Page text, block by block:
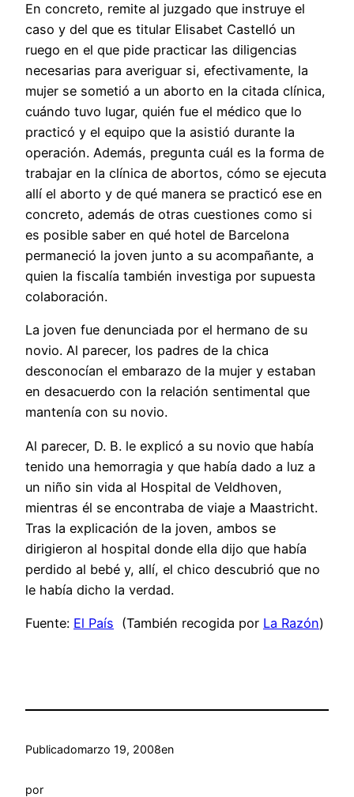
En concreto, remite al juzgado que instruye el
caso y del que es titular Elisabet Castelló un
ruego en el que pide practicar las diligencias
necesarias para averiguar si, efectivamente, la
mujer se sometió a un aborto en la citada clínica,
cuándo tuvo lugar, quién fue el médico que lo
practicó y el equipo que la asistió durante la
operación. Además, pregunta cuál es la forma de
trabajar en la clínica de abortos, cómo se ejecuta
allí el aborto y de qué manera se practicó ese en
concreto, además de otras cuestiones como si
es posible saber en qué hotel de Barcelona
permaneció la joven junto a su acompañante, a
quien la fiscalía también investiga por supuesta
colaboración.
La joven fue denunciada por el hermano de su
novio. Al parecer, los padres de la chica
desconocían el embarazo de la mujer y estaban
en desacuerdo con la relación sentimental que
mantenía con su novio.
Al parecer, D. B. le explicó a su novio que había
tenido una hemorragia y que había dado a luz a
un niño sin vida al Hospital de Veldhoven,
mientras él se encontraba de viaje a Maastricht.
Tras la explicación de la joven, ambos se
dirigieron al hospital donde ella dijo que había
perdido al bebé y, allí, el chico descubrió que no
le había dicho la verdad.
Fuente: El País (También recogida por La Razón)
Publicadomarzo 19, 2008en
por